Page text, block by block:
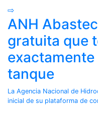
⇨
ANH
gratuita que
tanque
La Agencia Nacional de
inicial de su plataforma de